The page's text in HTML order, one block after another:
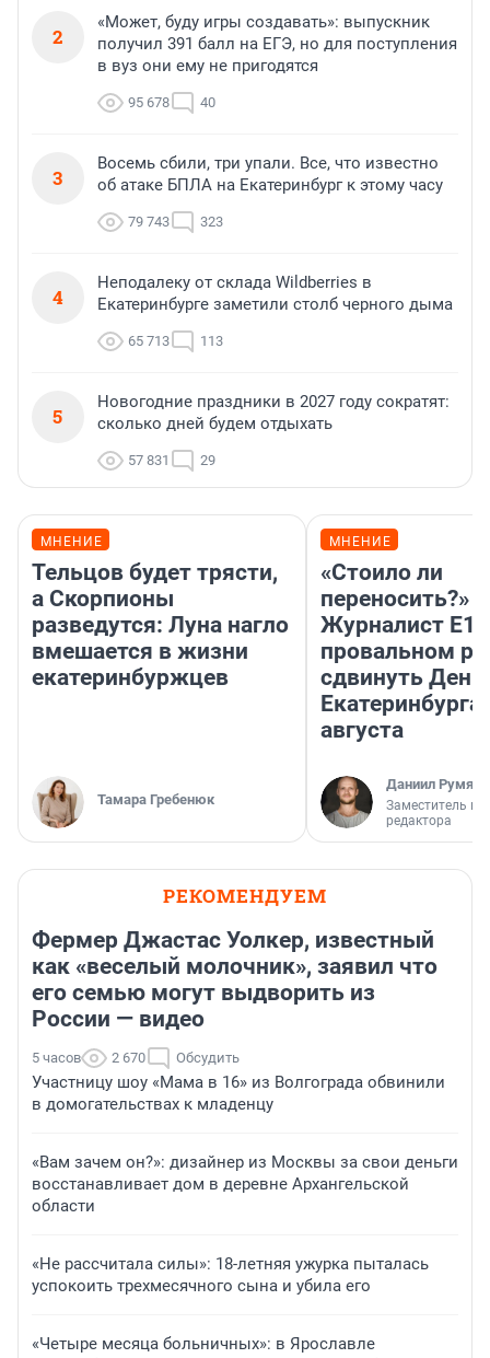
2
«Может, буду игры создавать»: выпускник
получил 391 балл на ЕГЭ, но для поступления
в вуз они ему не пригодятся
95 678 40
3
Восемь сбили, три упали. Все, что известно
об атаке БПЛА на Екатеринбург к этому часу
79 743 323
4
Неподалеку от склада Wildberries в
Екатеринбурге заметили столб черного дыма
65 713 113
5
Новогодние праздники в 2027 году сократят:
сколько дней будем отдыхать
57 831 29
МНЕНИЕ
Тельцов будет трясти,
а Скорпионы
разведутся: Луна нагло
вмешается в жизни
екатеринбуржцев
Тамара Гребенюк
МНЕНИЕ
«Стоило ли
переносить?»
Журналист
провальном
сдвинуть День
Екатеринбурга
августа
Даниил
Заместитель
редактора
РЕКОМЕНДУЕМ
Фермер Джастас Уолкер, известный
как «веселый молочник», заявил что
его семью могут выдворить из
России — видео
5 часов 2 670 Обсудить
Участницу шоу «Мама в 16» из Волгограда обвинили
в домогательствах к младенцу
«Вам зачем он?»: дизайнер из Москвы за свои деньги
восстанавливает дом в деревне Архангельской
области
«Не рассчитала силы»: 18-летняя ужурка пыталась
успокоить трехмесячного сына и убила его
«Четыре месяца больничных»: в Ярославле